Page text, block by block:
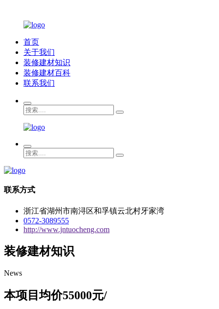
首页
关于我们
装修建材知识
装修建材百科
联系我们
联系方式
浙江省湖州市南浔区和孚镇云北村牙家湾
0572-3089555
http://www.jntuocheng.com
装修建材知识
News
本项目均价55000元/